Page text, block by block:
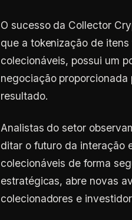
O sucesso da Collector
que a tokenização de
colecionáveis, possui um
negociação
resultado.
Analistas do setor
ditar o futuro da interação
colecionáveis de forma
estratégicas, abre novas
colecionadores e